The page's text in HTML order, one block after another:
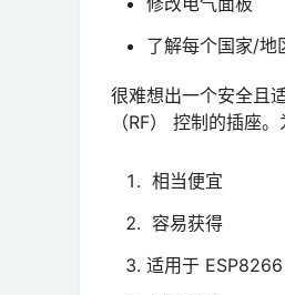
了解每个国家/地
很难想出一个安全且
（RF） 控制的插座
相当便宜
容易获得
适用于